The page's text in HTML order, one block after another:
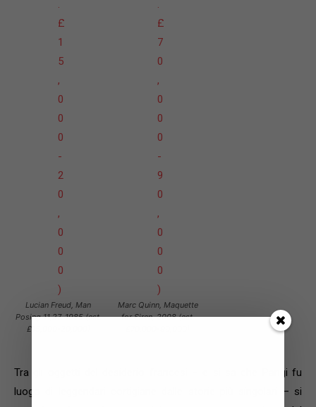
Lucian Freud, Man
Posing 11,27, 1985 (est.
£15,000-20,000)
Marc Quinn, Maquette
for Siren, 2008 (est.
Tra gli oggetti del desiderio francesi – e si sa che Parigi fu
luogo di leggendari cortigiane dalle storie più singolari – si